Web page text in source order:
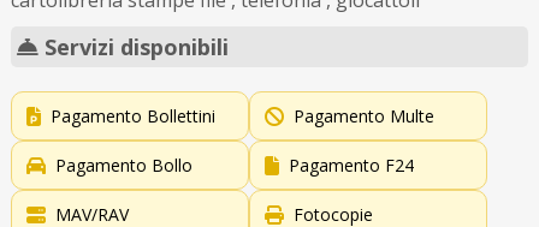
Servizi disponibili
Pagamento Bollettini Pagamento Multe
Pagamento Bollo Pagamento F24
MAV/RAV Fotocopie